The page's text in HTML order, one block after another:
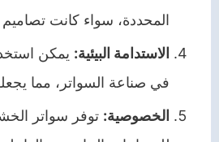
المحددة، سواء كانت تصاميم
الاستدامة البيئية: يمكن
في صناعة السواتر، مما
الخصوصية: توفر سواتر